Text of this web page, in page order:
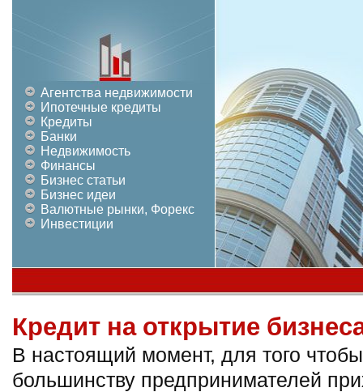
Агентства недвижимости
Ипотечные кредиты
Кредиты
Банки
Недвижимость
Финансы
Бизнес статьи
Бизнес идеи
Валютные рынки, Форекс
Инвестиции
Кредит на открытие
В настоящий момент, для того
большинству предпринимателей